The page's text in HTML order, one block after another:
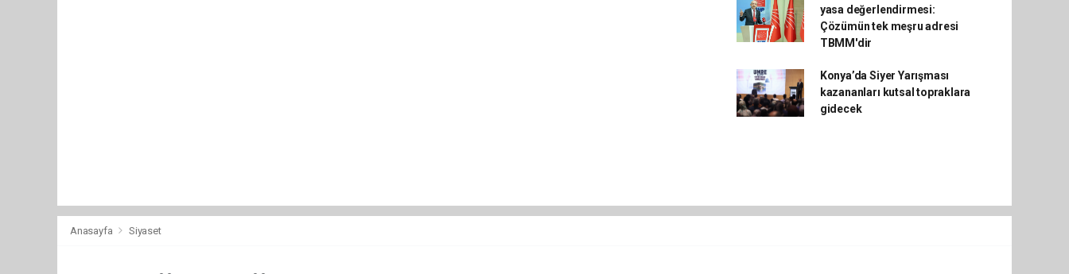
yasa değerlendirmesi:
Çözümün tek meşru adresi
TBMM'dir
Konya’da Siyer Yarışması
kazananları kutsal topraklara
gidecek
Anasayfa Siyaset